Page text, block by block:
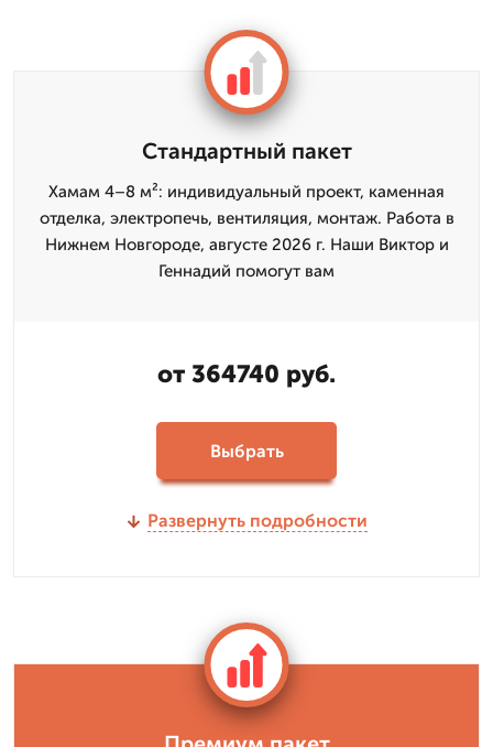
Стандартный пакет
Хамам 4–8 м²: индивидуальный проект, каменная
отделка, электропечь, вентиляция, монтаж. Работа в
Нижнем Новгороде, августе 2026 г. Наши Виктор и
Геннадий помогут вам
от 364740 руб.
Выбрать
Развернуть подробности